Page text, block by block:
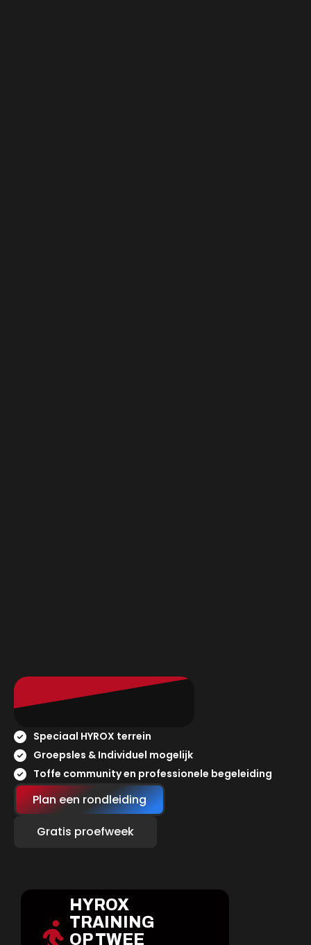
Speciaal HYROX terrein
Groepsles & Individuel mogelijk
Toffe community en professionele begeleiding
Plan een rondleiding
Gratis proefweek
HYROX
TRAINING
OP TWEE